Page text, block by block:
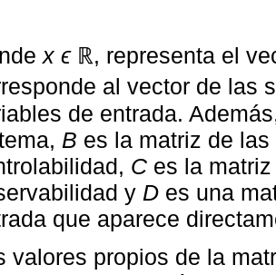
x ϵℝ, representa el
al vector de las
de entrada.
B es la matriz de
C es la
y D es una
que aparece
valores propios de la